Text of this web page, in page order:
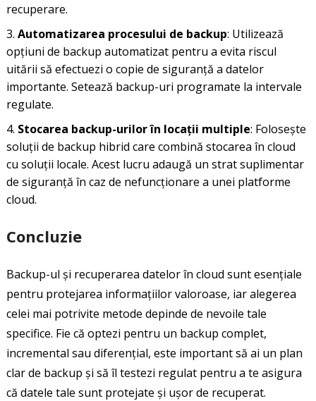
recuperare.
Automatizarea procesului de backup: Utilizează
opțiuni de backup automatizat pentru a evita riscul
uitării să efectuezi o copie de siguranță a datelor
importante. Setează backup-uri programate la intervale
regulate.
Stocarea backup-urilor în locații multiple: Folosește
soluții de backup hibrid care combină stocarea în cloud
cu soluții locale. Acest lucru adaugă un strat suplimentar
de siguranță în caz de nefuncționare a unei platforme
cloud.
Concluzie
Backup-ul și recuperarea datelor în cloud sunt esențiale
pentru protejarea informațiilor valoroase, iar alegerea
celei mai potrivite metode depinde de nevoile tale
specifice. Fie că optezi pentru un backup complet,
incremental sau diferențial, este important să ai un plan
clar de backup și să îl testezi regulat pentru a te asigura
că datele tale sunt protejate și ușor de recuperat.